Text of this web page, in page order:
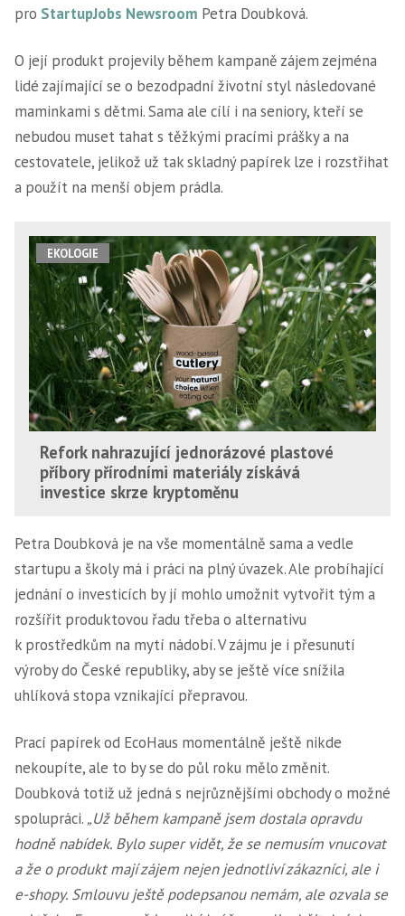
pro StartupJobs Newsroom Petra Doubková.
O její produkt projevily během kampaně zájem zejména
lidé zajímající se o bezodpadní životní styl následované
maminkami s dětmi. Sama ale cílí i na seniory, kteří se
nebudou muset tahat s těžkými pracími prášky a na
cestovatele, jelikož už tak skladný papírek lze i rozstřihat
a použít na menší objem prádla.
EKOLOGIE
Refork nahrazující jednorázové plastové
příbory přírodními materiály získává
investice skrze kryptoměnu
Petra Doubková je na vše momentálně sama a vedle
startupu a školy má i práci na plný úvazek. Ale probíhající
jednání o investicích by jí mohlo umožnit vytvořit tým a
rozšířit produktovou řadu třeba o alternativu
k prostředkům na mytí nádobí. V zájmu je i přesunutí
výroby do České republiky, aby se ještě více snížila
uhlíková stopa vznikající přepravou.
Prací papírek od EcoHaus momentálně ještě nikde
nekoupíte, ale to by se do půl roku mělo změnit.
Doubková totiž už jedná s nejrůznějšími obchody o možné
spolupráci. „Už během kampaně jsem dostala opravdu
hodně nabídek. Bylo super vidět, že se nemusím vnucovat
a že o produkt mají zájem nejen jednotliví zákazníci, ale i
e-shopy. Smlouvu ještě podepsanou nemám, ale ozvala se